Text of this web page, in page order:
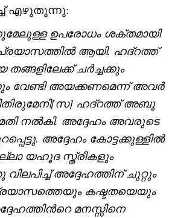
എഴുതുന്നു:
ഉപരോധം ശക്തമായി
ആയി. ഹദ്റത്ത്
ചർച്ചക്കും
വേണ്ടി അയക്കണമെന്ന് അവർ
ഹദ്റത്ത് അബൂ
നൽകി. അദ്ദേഹം അവരുടെ
അദ്ദേഹം കോട്ടക്കുള്ളിൽ
യഹൂദ സ്ത്രീകളും
അദ്ദേഹത്തിന് ചുറ്റും
കഷ്ടതയെയും
മനസ്സിനെ